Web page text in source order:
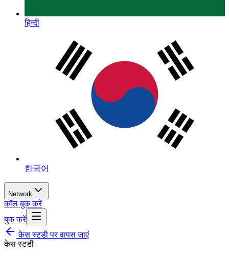
हिन्दी
한국어
Network
कॉल बुक करें
बुक करें
केस स्टडी पर वापस जाएं
केस स्टडी